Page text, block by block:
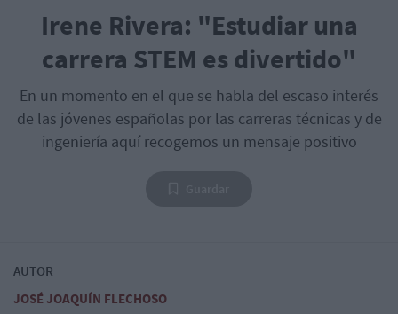
Irene Rivera: "Estudiar una
carrera STEM es divertido"
En un momento en el que se habla del escaso interés
de las jóvenes españolas por las carreras técnicas y de
ingeniería aquí recogemos un mensaje positivo
AUTOR
JOSÉ JOAQUÍN FLECHOSO